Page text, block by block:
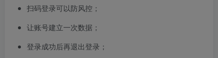
扫码登录可以防风控；
让账号建立一次数据；
登录成功后再退出登录；